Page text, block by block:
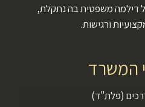
דילמה משפטית בה נתקלת,
ורגישות.
המשרד
(פלת"ד)